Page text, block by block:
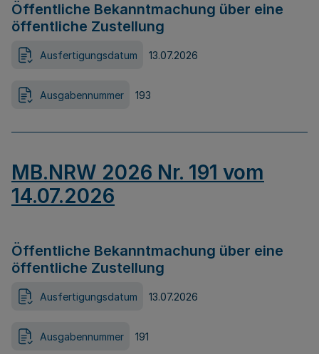
Öffentliche Bekanntmachung über eine
öffentliche Zustellung
Ausfertigungsdatum 13.07.2026
Ausgabennummer 193
MB.NRW 2026 Nr. 191 vom
14.07.2026
Öffentliche Bekanntmachung über eine
öffentliche Zustellung
Ausfertigungsdatum 13.07.2026
Ausgabennummer 191